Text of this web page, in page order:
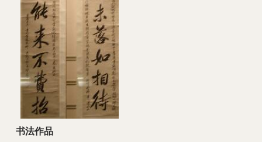
书法作品